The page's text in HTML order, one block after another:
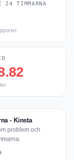
24 TIMMARNA
- Kinsta
problem och